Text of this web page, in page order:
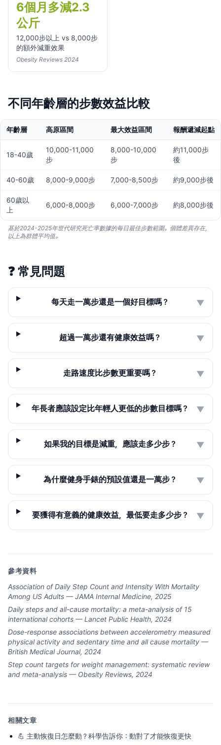
6個月多減2.3
公斤
12,000步以上 vs 8,000步
的額外減重效果
Obesity Reviews 2024
不同年齡層的步數效益比較
年齡層 高原區間 最大效益區間 報酬遞減起點
18-40歲
10,000-11,000
步
8,000-10,000
步
約11,000步
後
40-60歲 8,000-9,000步 7,000-8,500步 約9,000步後
60歲以
上
6,000-8,000步 6,000-7,000步 約8,000步後
基於2024-2025年世代研究死亡率數據的每日最佳步數範圍。個體差異存在，
以上為群體平均值。
❓ 常見問題
每天走一萬步還是一個好目標嗎？ ▼
超過一萬步還有健康效益嗎？ ▼
走路速度比步數更重要嗎？ ▼
年長者應該設定比年輕人更低的步數目標嗎？ ▼
如果我的目標是減重，應該走多少步？ ▼
為什麼健身手錶的預設值還是一萬步？ ▼
要獲得有意義的健康效益，最低要走多少步？ ▼
參考資料
Association of Daily Step Count and Intensity With Mortality
Among US Adults — JAMA Internal Medicine, 2025
Daily steps and all-cause mortality: a meta-analysis of 15
international cohorts — Lancet Public Health, 2024
Dose-response associations between accelerometry measured
physical activity and sedentary time and all cause mortality —
British Medical Journal, 2024
Step count targets for weight management: systematic review
and meta-analysis — Obesity Reviews, 2024
相關文章
💪 主動恢復日怎麼動？科學告訴你：動對了才能恢復更快